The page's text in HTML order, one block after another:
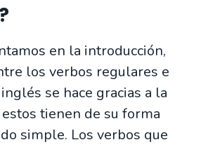
en la introducción,
los verbos regulares e
se hace gracias a la
tienen de su forma
simple. Los verbos que